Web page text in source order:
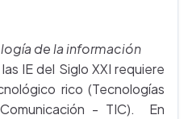
de la información
IE del Siglo XXI requiere
rico (Tecnologías
- TIC). En